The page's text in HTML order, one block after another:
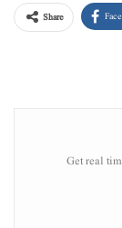
Share
Get real